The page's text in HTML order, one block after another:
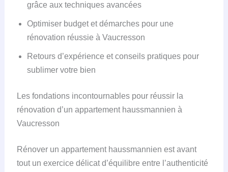
grâce aux techniques avancées
Optimiser budget et démarches pour une
rénovation réussie à Vaucresson
Retours d’expérience et conseils pratiques pour
sublimer votre bien
Les fondations incontournables pour réussir la
rénovation d’un appartement haussmannien à
Vaucresson
Rénover un appartement haussmannien est avant
tout un exercice délicat d’équilibre entre l’authenticité